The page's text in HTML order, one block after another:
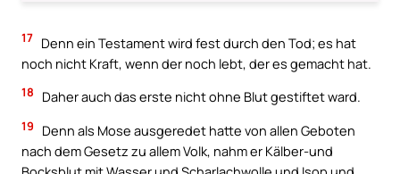
17 Denn ein Testament wird fest durch den Tod; es hat
noch nicht Kraft, wenn der noch lebt, der es gemacht hat.
18 Daher auch das erste nicht ohne Blut gestiftet ward.
19
Denn als Mose ausgeredet hatte von allen Geboten
nach dem Gesetz zu allem Volk, nahm er Kälber-und